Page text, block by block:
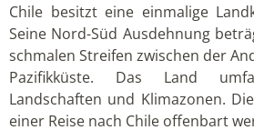
Chile besitzt eine einmalige
Seine Nord-Süd Ausdehnung
schmalen Streifen zwischen der
Pazifikküste. Das Land
Landschaften und Klimazonen.
einer Reise nach Chile offenbart